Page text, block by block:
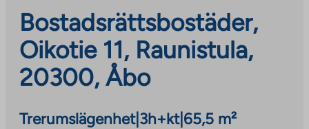
Bostadsrättsbostäder,
Oikotie 11, Raunistula,
20300, Åbo
Trerumslägenhet| 3h+kt| 65,5 m²